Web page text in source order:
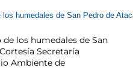
los humedales de San
Secretaría
Ambiente de